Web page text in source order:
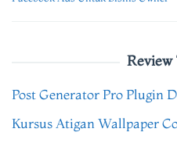
Review
Post Generator Pro Plugin
Kursus Atigan Wallpaper